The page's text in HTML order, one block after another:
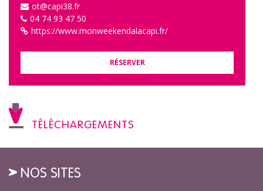
ot@capi38.fr
04 74 93 47 50
https://www.monweekendalacapi.fr/
RÉSERVER
TÉLÉCHARGEMENTS
NOS SITES